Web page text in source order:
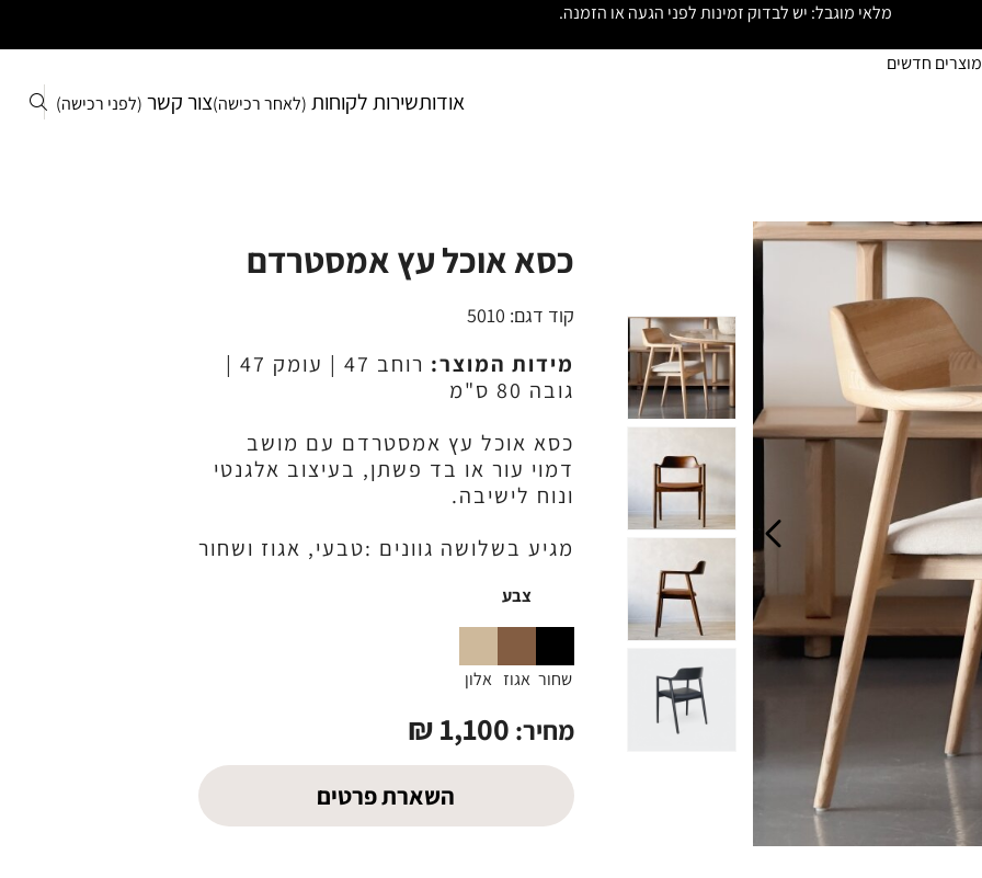
מלאי מוגבל: יש לבדוק זמינות לפני הגעה או הזמנה.
מוצרים חדשים
אודותשירות לקוחות (לאחר רכישה)צור קשר (לפני רכישה)
כסא אוכל עץ אמסטרדם
קוד דגם: 5010
מידות המוצר:
רוחב 47 | עומק 47 |
גובה 80 ס"מ
כסא אוכל עץ אמסטרדם עם מושב
דמוי עור או בד פשתן, בעיצוב אלגנטי
ונוח לישיבה.
מגיע בשלושה גוונים :טבעי, אגוז ושחור
צבע
שחור אגוז אלון
מחיר: 1,100
₪
השארת פרטים